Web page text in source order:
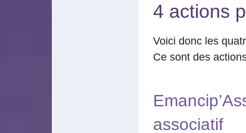
4 actions
Voici donc les
Ce sont des
associatif